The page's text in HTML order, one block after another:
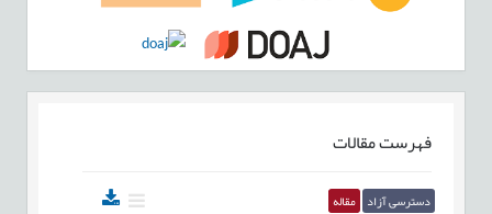
فهرست مقالات
دسترسی آزاد مقاله